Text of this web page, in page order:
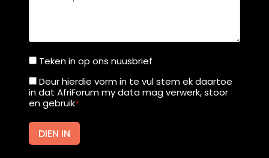
Teken
in
op
ons
nuusbrief
Teken in op ons nuusbrief
Deur
hierdie
te
Deur hierdie vorm in te vul stem ek daartoe
in dat AfriForum my data mag verwerk, stoor
en gebruik*
DIEN IN